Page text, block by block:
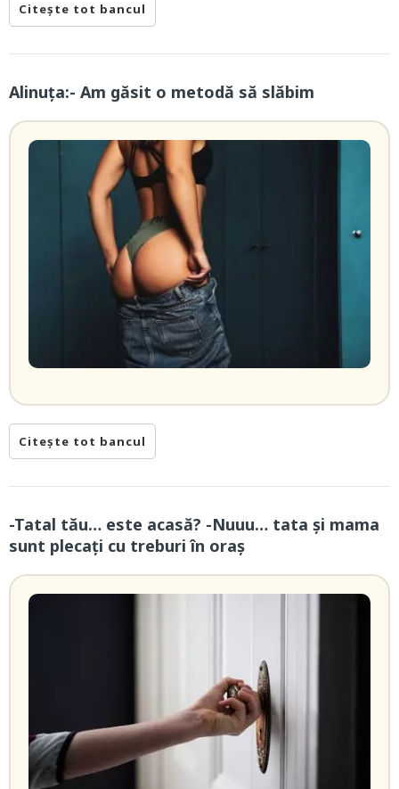
Citește tot bancul
Alinuța:- Am găsit o metodă să slăbim
Citește tot bancul
-Tatal tău… este acasă? -Nuuu… tata și mama
sunt plecați cu treburi în oraș